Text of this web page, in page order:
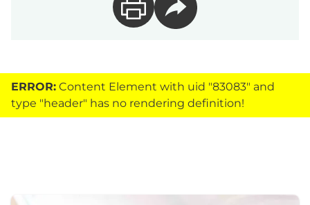
ERROR: Content Element with uid "83083" and
type "header" has no rendering definition!